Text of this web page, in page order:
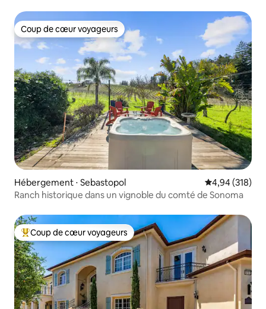
Coup de cœur voyageurs
Coup de cœur voyageurs
Hébergement ⋅ Sebastopol Évaluation
4,94 (318)
Ranch historique dans un vignoble du comté de Sonoma
Coups de cœur voyageurs les plus appréciés
Coup de cœur voyageurs